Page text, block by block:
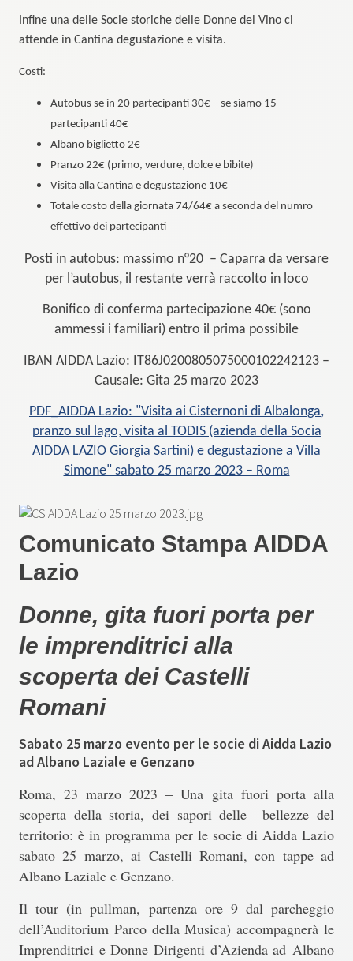
Infine una delle Socie storiche delle Donne del Vino ci
attende in Cantina degustazione e visita.
Costi:
Autobus se in 20 partecipanti 30€ – se siamo 15
partecipanti 40€
Albano biglietto 2€
Pranzo 22€ (primo, verdure, dolce e bibite)
Visita alla Cantina e degustazione 10€
Totale costo della giornata 74/64€ a seconda del numro
effettivo dei partecipanti
Posti in autobus: massimo n°20 – Caparra da versare
per l’autobus, il restante verrà raccolto in loco
Bonifico di conferma partecipazione 40€ (sono
ammessi i familiari) entro il prima possibile
IBAN AIDDA Lazio: IT86J0200805075000102242123 –
Causale: Gita 25 marzo 2023
PDF_AIDDA Lazio: "Visita ai Cisternoni di Albalonga,
pranzo sul lago, visita al TODIS (azienda della Socia
AIDDA LAZIO Giorgia Sartini) e degustazione a Villa
Simone" sabato 25 marzo 2023 – Roma
Comunicato Stampa AIDDA
Lazio
Donne, gita fuori porta per
le imprenditrici alla
scoperta dei Castelli
Romani
Sabato 25 marzo evento per le socie di Aidda Lazio
ad Albano Laziale e Genzano
Roma, 23 marzo 2023 –Una gita fuori porta alla
scoperta della storia, dei sapori delle bellezze del
territorio: è in programma per le socie di Aidda Lazio
sabato 25 marzo, ai Castelli Romani, con tappe ad
Albano Laziale e Genzano.
Il tour (in pullman, partenza ore 9 dal parcheggio
dell’Auditorium Parco della Musica) accompagnerà le
Imprenditrici e Donne Dirigenti d’Azienda ad Albano